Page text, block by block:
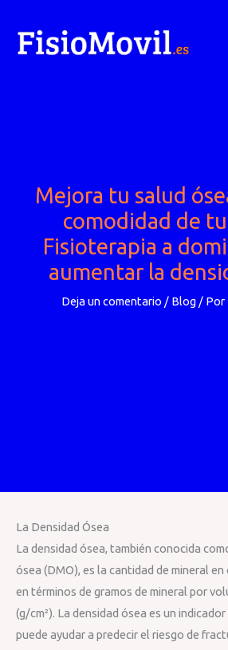
contenido
Mejora tu salud
comodidad de
Fisioterapia a
aumentar la
Deja un comentario / Blog/ Por
La Densidad Ósea
La densidad ósea, también conocida
ósea (DMO), es la cantidad de mineral
en términos de gramos de mineral por
(g/cm²). La densidad ósea es un
puede ayudar a predecir el riesgo de